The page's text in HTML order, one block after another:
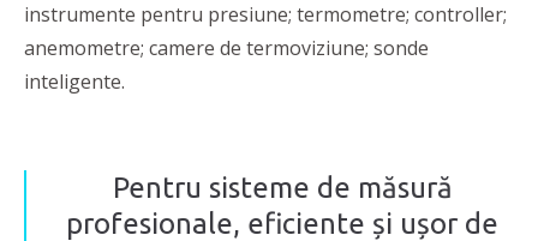
instrumente pentru presiune; termometre; controller;
anemometre; camere de termoviziune; sonde
inteligente.
Pentru sisteme de măsură
profesionale, eficiente și ușor de